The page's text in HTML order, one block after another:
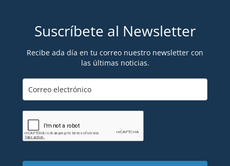
Suscríbete al Newsletter
Recibe ada día en tu correo nuestro newsletter con
las últimas noticias.